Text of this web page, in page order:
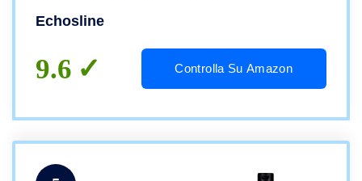
Echosline
9.6 Controlla Su Amazon